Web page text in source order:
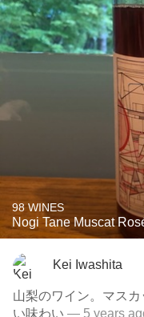
98 WINES
Nogi Tane Muscat
Kei Iwashita
山梨のワイン。マス
い味わい — 5 years